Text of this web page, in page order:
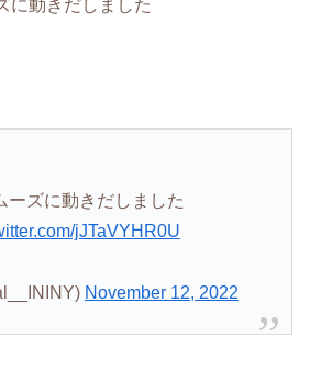
に動きだしました
ーズに動きだしました
jJTaVYHR0U
November 12, 2022